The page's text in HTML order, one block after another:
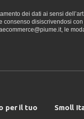
dei dati ai sensi
disiscrivendosi
le
per il tuo
Smoll